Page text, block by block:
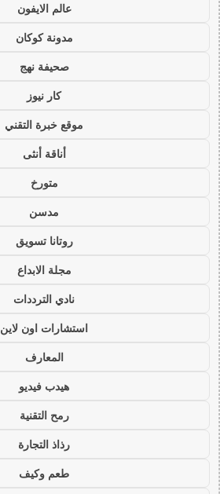
عالم الايفون
مدونة كوكان
صحيفة نهج
كار نيوز
موقع خبرة التقني
أناقة أنثى
متورخ
مدسن
روتانا تسويق
مجلة الابداع
نادي الترددات
استشارات اون لاين
المعارف
هيدب فيديو
رمح التقنية
رذاذ التجارة
طعم وكيف